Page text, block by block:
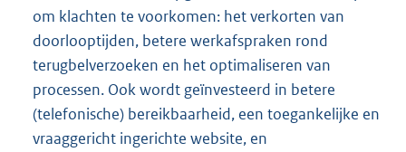
om klachten te voorkomen: het verkorten van
doorlooptijden, betere werkafspraken rond
terugbelverzoeken en het optimaliseren van
processen. Ook wordt geïnvesteerd in betere
(telefonische) bereikbaarheid, een toegankelijke en
vraaggericht ingerichte website, en